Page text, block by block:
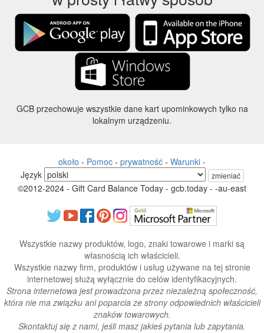
GCB przechowuje wszystkie dane kart upominkowych tylko na
lokalnym urządzeniu.
około - Pomoc - prywatność - Warunki -
Język
zmieniać
©2012-2024 - Gift Card Balance Today - gcb.today - -au-east
Wszystkie nazwy produktów, logo, znaki towarowe i marki są
własnością ich właścicieli.
Wszystkie nazwy firm, produktów i usług używane na tej stronie
internetowej służą wyłącznie do celów identyfikacyjnych.
Strona internetowa jest prowadzona przez niezależną społeczność,
która nie ma związku ani poparcia ze strony odpowiednich właścicieli
znaków towarowych.
Skontaktuj się z nami, jeśli masz jakieś pytania lub zapytania.